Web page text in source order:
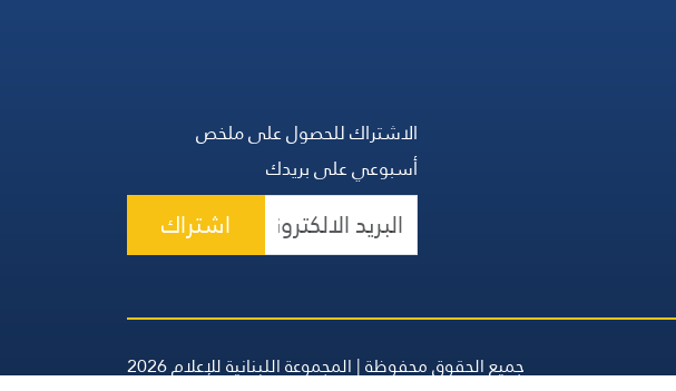
الاشتراك للحصول على ملخص
أسبوعي على بريدك
اشتراك
جميع الحقوق محفوظة | المجموعة اللبنانية للإعلام 2026